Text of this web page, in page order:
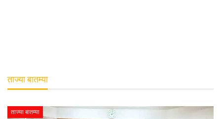
ताज्या बातम्या
ताज्या बातम्या